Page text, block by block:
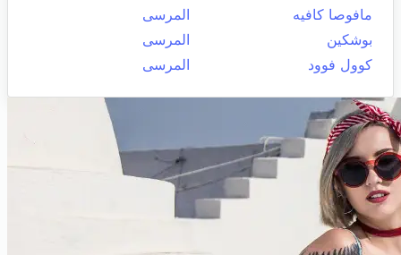
مافوصا كافيه
المرسى
بوشكين
المرسى
كوول فوود
المرسى